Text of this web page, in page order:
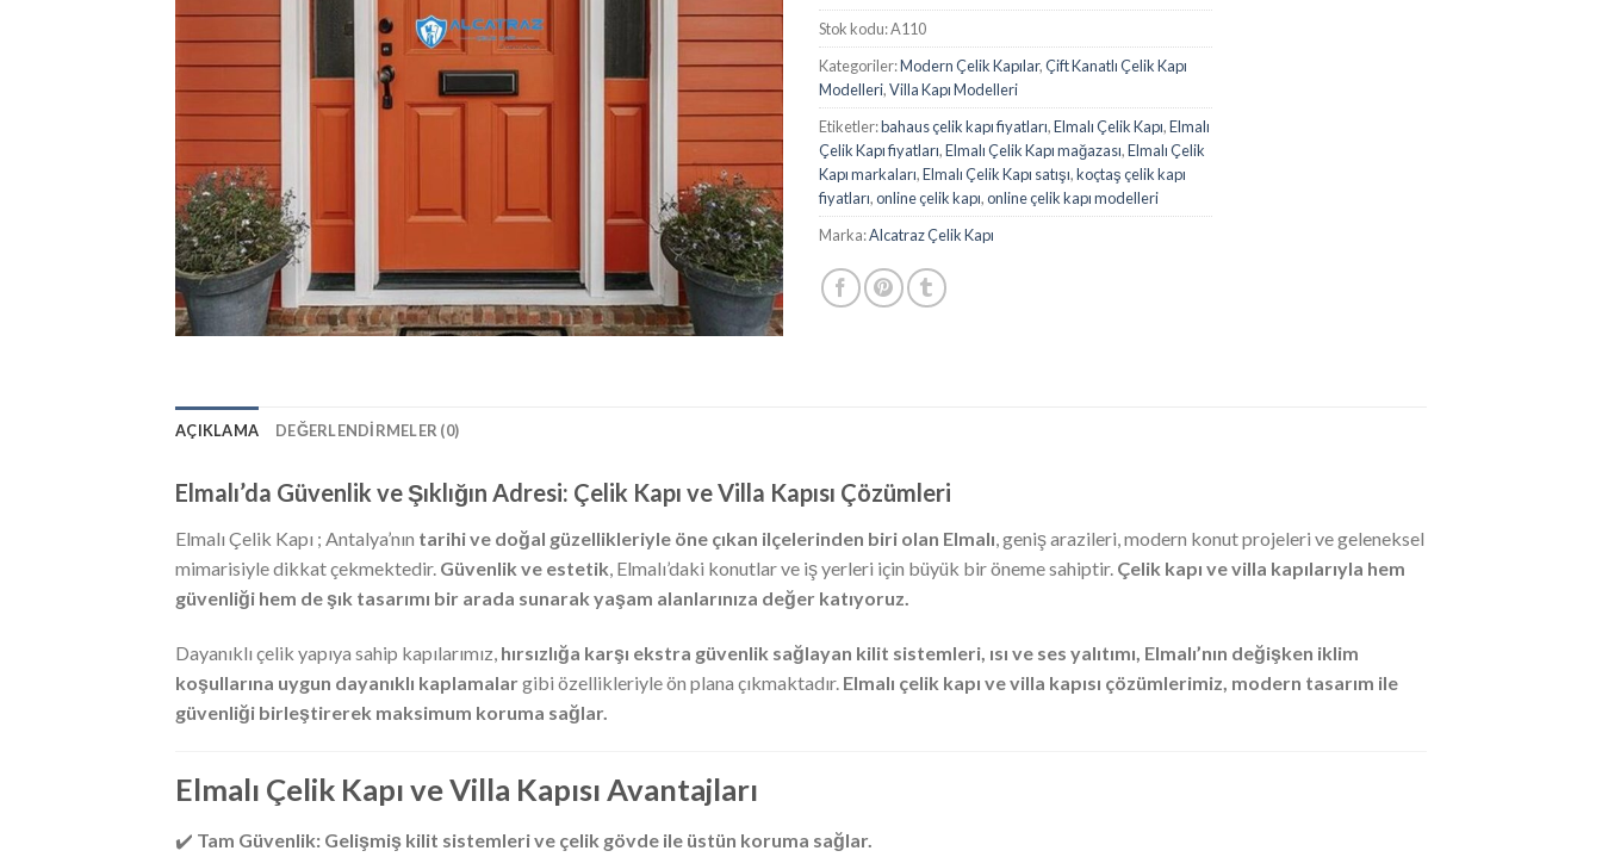
Stok kodu:A110
Kategoriler:Modern Çelik Kapılar,Çift Kanatlı Çelik Kapı
Modelleri,Villa Kapı Modelleri
Etiketler:bahaus çelik kapı fiyatları,Elmalı Çelik Kapı,Elmalı
Çelik Kapı fiyatları,Elmalı Çelik Kapı mağazası,Elmalı Çelik
Kapı markaları,Elmalı Çelik Kapı satışı,koçtaş çelik kapı
fiyatları,online çelik kapı,online çelik kapı modelleri
Marka:Alcatraz Çelik Kapı
AÇIKLAMA DEĞERLENDIRMELER (0)
Elmalı’da Güvenlik ve Şıklığın Adresi: Çelik Kapı ve Villa Kapısı Çözümleri
Elmalı Çelik Kapı ; Antalya’nın tarihi ve doğal güzellikleriyle öne çıkan ilçelerinden biri olan Elmalı , geniş arazileri, modern konut projeleri ve geleneksel
mimarisiyle dikkat çekmektedir. Güvenlik ve estetik , Elmalı’daki konutlar ve iş yerleri için büyük bir öneme sahiptir. Çelik kapı ve villa kapılarıyla hem
güvenliği hem de şık tasarımı bir arada sunarak yaşam alanlarınıza değer katıyoruz.
Dayanıklı çelik yapıya sahip kapılarımız, hırsızlığa karşı ekstra güvenlik sağlayan kilit sistemleri, ısı ve ses yalıtımı, Elmalı’nın değişken iklim
koşullarına uygun dayanıklı kaplamalargibi özellikleriyle ön plana çıkmaktadır. Elmalı çelik kapı ve villa kapısı çözümlerimiz, modern tasarım ile
güvenliği birleştirerek maksimum koruma sağlar.
Elmalı Çelik Kapı ve Villa Kapısı Avantajları
✔️ Tam Güvenlik: Gelişmiş kilit sistemleri ve çelik gövde ile üstün koruma sağlar.